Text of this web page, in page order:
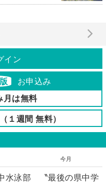
イン
お申込み
月は無料
１週間 無料）
今月
水泳部 〝最後の県中学